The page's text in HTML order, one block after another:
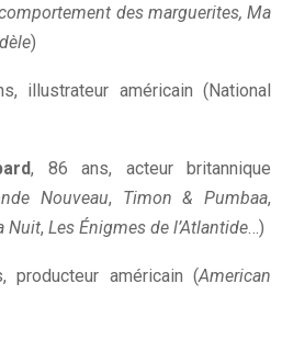
des marguerites, Ma
)
illustrateur américain (National
, 86 ans, acteur britannique
Nouveau, Timon & Pumbaa,
Nuit, Les Énigmes de l’Atlantide …)
producteur américain (American